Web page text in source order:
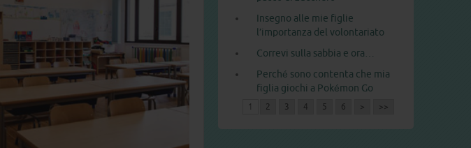
Insegno alle mie figlie
l’importanza del volontariato
Correvi sulla sabbia e ora…
Perché sono contenta che mia
figlia giochi a Pokémon Go
1 2 3 4 5 6 > >>